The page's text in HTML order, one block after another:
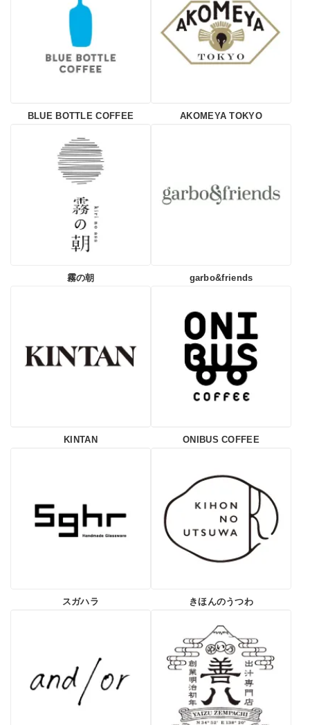
BLUE BOTTLE COFFEE AKOMEYA TOKYO
霧の朝 garbo&friends
KINTAN ONIBUS COFFEE
スガハラ きほんのうつわ